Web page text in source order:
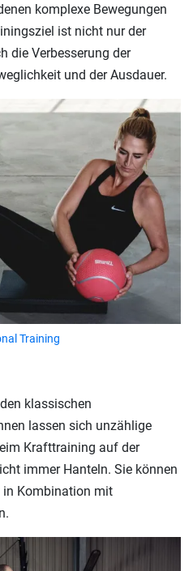
Training
komplexe Bewegungen
ist nicht nur der
die Verbesserung der
und der Ausdauer.
klassischen
lassen sich unzählige
Krafttraining auf der
immer Hanteln. Sie können
in Kombination mit